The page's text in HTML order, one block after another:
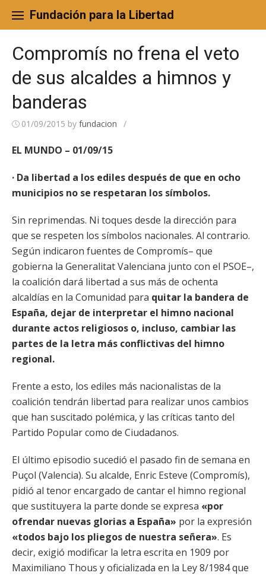
content
Fundación para la Libertad
Compromís no frena el veto
de sus alcaldes a himnos y
banderas
01/09/2015 by fundacion /
EL MUNDO – 01/09/15
· Da libertad a los ediles después de que en ocho
municipios no se respetaran los símbolos.
Sin reprimendas. Ni toques desde la dirección para
que se respeten los símbolos nacionales. Al contrario.
Según indicaron fuentes de Compromís– que
gobierna la Generalitat Valenciana junto con el PSOE–,
la coalición dará libertad a sus más de ochenta
alcaldías en la Comunidad para quitar la bandera de
España, dejar de interpretar el himno nacional
durante actos religiosos o, incluso, cambiar las
partes de la letra más conflictivas del himno
regional.
Frente a esto, los ediles más nacionalistas de la
coalición tendrán libertad para realizar unos cambios
que han suscitado polémica, y las críticas tanto del
Partido Popular como de Ciudadanos.
El último episodio sucedió el pasado fin de semana en
Puçol (Valencia). Su alcalde, Enric Esteve (Compromís),
pidió al tenor encargado de cantar el himno regional
que sustituyera la parte donde se expresa «por
ofrendar nuevas glorias a España» por la expresión
«todos bajo los pliegos de nuestra señera». Es
decir, exigió modificar la letra escrita en 1909 por
Maximiliano Thous y oficializada en la Ley 8/1984 que